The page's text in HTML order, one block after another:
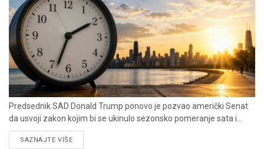
Predsednik SAD Donald Trump ponovo je pozvao američki Senat
da usvoji zakon kojim bi se ukinulo sezonsko pomeranje sata i...
SAZNAJTE VIŠEDETAILS